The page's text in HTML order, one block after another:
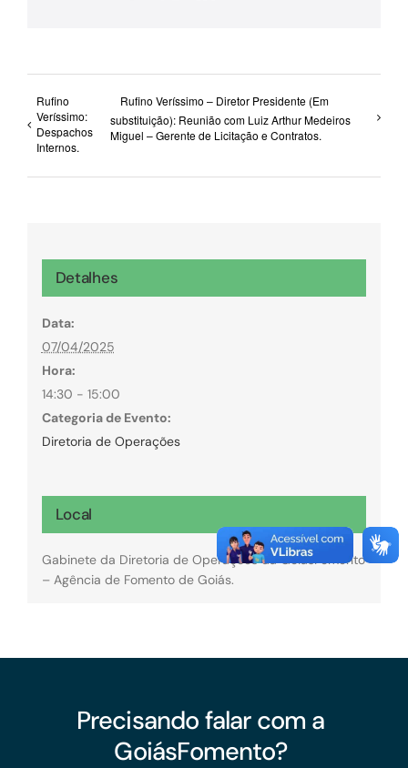
Rufino
Veríssimo:
Despachos
Internos.
Rufino Veríssimo – Diretor Presidente (Em
substituição): Reunião com Luiz Arthur Medeiros
Miguel – Gerente de Licitação e Contratos.
Detalhes
Data:
07/04/2025
Hora:
14:30 - 15:00
Categoria de Evento:
Diretoria de Operações
Local
Gabinete da Diretoria de Operações da GoiásFomento
– Agência de Fomento de Goiás.
Precisando falar com a
GoiásFomento?